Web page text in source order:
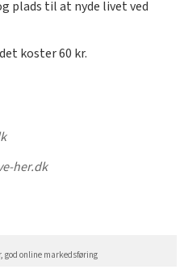
plads til at nyde livet ved
koster 60 kr.
her.dk